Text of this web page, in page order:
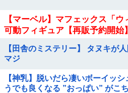
【マーベル】マフェックス「ウ
可動フィギュア【再販予約開始】
【田舎のミステリー】 タヌキが
マジ
【神乳】脱いだら凄いボーイッ
うでも良くなる ”おっぱい” がこ